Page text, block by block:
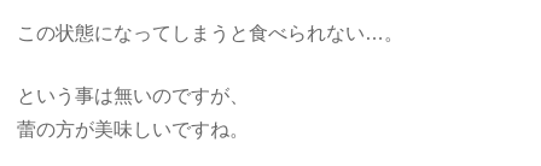
この状態になってしまうと食べられない…。
という事は無いのですが、
蕾の方が美味しいですね。